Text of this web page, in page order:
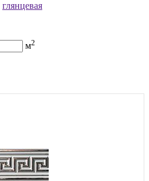
глянцевая
м2